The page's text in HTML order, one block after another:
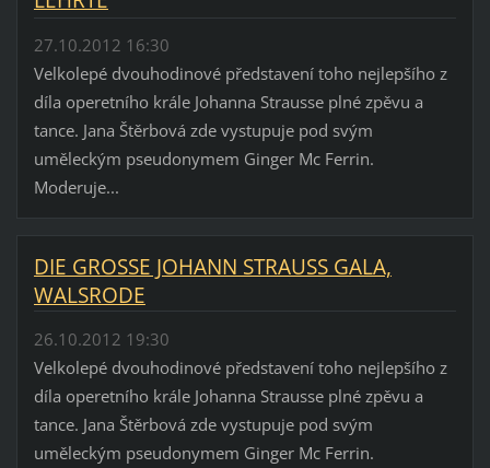
27.10.2012 16:30
Velkolepé dvouhodinové představení toho nejlepšího z
díla operetního krále Johanna Strausse plné zpěvu a
tance. Jana Štěrbová zde vystupuje pod svým
uměleckým pseudonymem Ginger Mc Ferrin.
Moderuje...
DIE GROSSE JOHANN STRAUSS GALA,
WALSRODE
26.10.2012 19:30
Velkolepé dvouhodinové představení toho nejlepšího z
díla operetního krále Johanna Strausse plné zpěvu a
tance. Jana Štěrbová zde vystupuje pod svým
uměleckým pseudonymem Ginger Mc Ferrin.